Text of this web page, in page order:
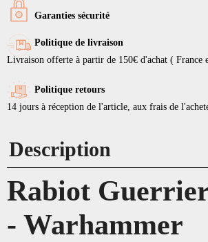
Garanties sécurité
Politique de livraison
Livraison offerte à partir de 150€ d'achat ( France
Politique retours
14 jours à réception de l'article, aux frais de
Description
Rabiot
- Warhammer